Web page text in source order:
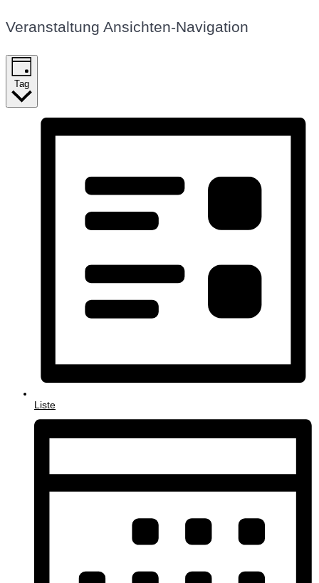
Veranstaltung Ansichten-Navigation
Tag
Liste